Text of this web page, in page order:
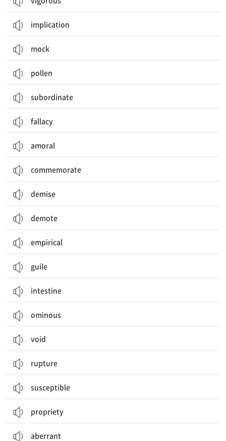
implication
mock
pollen
subordinate
fallacy
amoral
commemorate
demise
demote
empirical
guile
intestine
ominous
void
rupture
susceptible
propriety
aberrant